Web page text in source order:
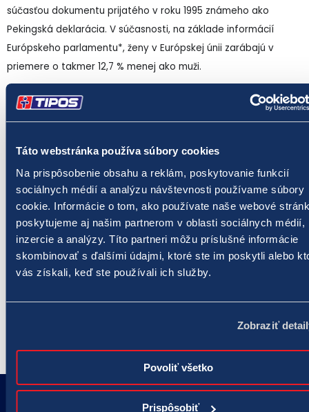
Táto webstránka používa súbory cookies
Na prispôsobenie obsahu a reklám, poskytovanie funkcií
sociálnych médií a analýzu návštevnosti používame súbory
cookie. Informácie o tom, ako používate naše webové
poskytujeme aj našim partnerom v oblasti sociálnych médií,
inzercie a analýzy. Títo partneri môžu príslušné informácie
skombinovať s ďalšími údajmi, ktoré ste im poskytli alebo
vás získali, keď ste používali ich služby.
Zobraziť
Povoliť všetko
Prispôsobiť
súčasťou dokumentu prijatého v roku 1995 známeho ako
Pekingská deklarácia. V súčasnosti, na základe informácií
Európskeho parlamentu*, ženy v Európskej únii zarábajú v
priemere o takmer 12,7 % menej ako muži.
Národná lotériová spoločnosť zrealizovala v roku 2022 analýzu
údajov o rozdieloch v odmeňovaní žien a mužov v rámci
a ženy sú za rovnakú prácu odmeňovaní takmer rovnako. Z
tejto analýzy vyplýva, že rodový mzdový rozdiel tzv. gender
pay gap bol nižší ako 3 %, pričom sa spoločnosť TIPOS aj
naďalej usiluje o znižovanie rozdielov v odmeňovaní.
*Zdroj:
https://www.europarl.europa.eu/topics/sk/article/
podnety@tipos.sk